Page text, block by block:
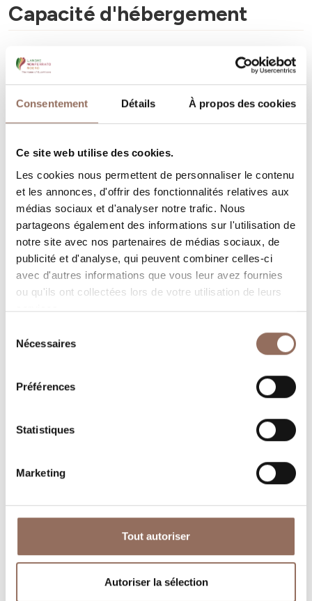
Consentement Détails À propos des cookies
Ce site web utilise des cookies.
Les cookies nous permettent de personnaliser le contenu
et les annonces, d'offrir des fonctionnalités relatives aux
médias sociaux et d'analyser notre trafic. Nous
partageons également des informations sur l'utilisation de
notre site avec nos partenaires de médias sociaux, de
publicité et d'analyse, qui peuvent combiner celles-ci
avec d'autres informations que vous leur avez fournies
ou qu'ils ont collectées lors de votre utilisation de leurs
services.
Nécessaires
Préférences
Statistiques
Marketing
Tout autoriser
Autoriser la sélection
Capacité d'hébergement
Rooms number:
Nombre de salles de bains:
Beds number:25
Vos vacances
Programmez où dormir, où manger, quoi faire et visiter
dans chaque coin de Langhe Monferrato Roero, tout en
gardant un œil sur la météo en temps réel
Où dormir Où manger
Tourisme